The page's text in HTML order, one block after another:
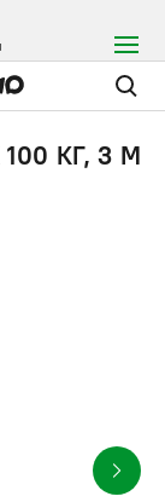
КГ, 3 М